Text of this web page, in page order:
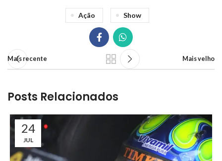
Ação Show
Mais recente Mais velho
Posts Relacionados
24
JUL